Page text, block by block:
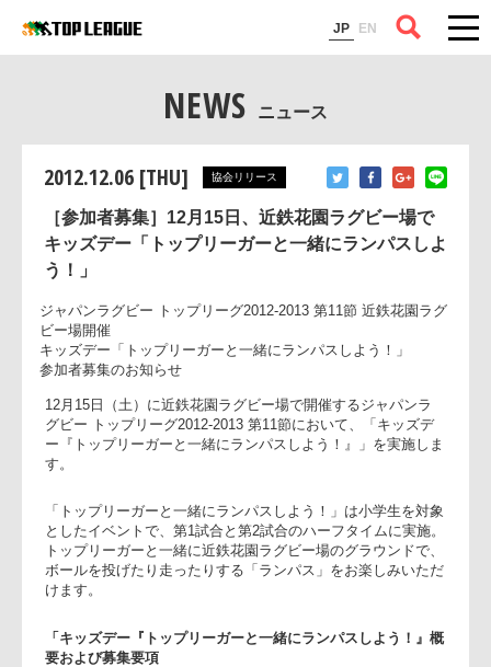
JP EN
コラム
NEWS ニュース
2012.12.06 [THU] 協会リリース
［参加者募集］12月15日、近鉄花園ラグビー場で
キッズデー「トップリーガーと一緒にランパスしよ
う！」
ジャパンラグビー トップリーグ2012-2013 第11節 近鉄花園ラ
ビー場開催
参加者募集のお知らせ
12月15日（土）に近鉄花園ラグビー場で開催するジャパンラ
グビー トップリーグ2012-2013 第11節において、「キッズデ
す。
「トップリーガーと一緒にランパスしよう！」は小学生を対
としたイベントで、第1試合と第2試合のハーフタイムに実施
ボールを投げたり走ったりする「ランパス」をお楽しみいた
けます。